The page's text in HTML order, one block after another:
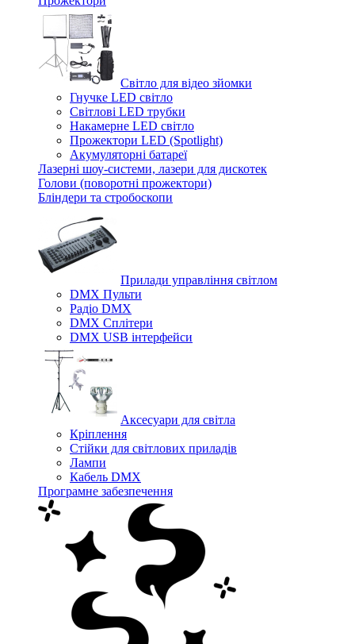
Світло для відео зйомки
Гнучке LED світло
Світлові LED трубки
Накамерне LED світло
Прожектори LED (Spotlight)
Акумуляторні батареї
Лазерні шоу-системи, лазери для дискотек
Голови (поворотні прожектори)
Бліндери та стробоскопи
Прилади управління світлом
DMX Пульти
Радіо DMX
DMX Сплітери
DMX USB інтерфейси
Аксесуари для світла
Кріплення
Стійки для світлових приладів
Лампи
Кабель DMX
Програмне забезпечення